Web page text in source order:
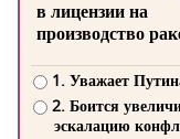
в лицензии на
производство
1. Уважает
2. Боится
эскалацию